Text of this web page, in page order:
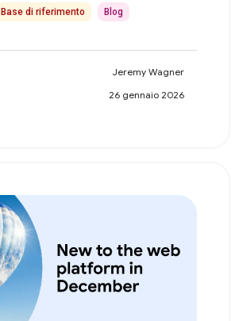
Base di riferimento Blog
Jeremy Wagner
26 gennaio 2026